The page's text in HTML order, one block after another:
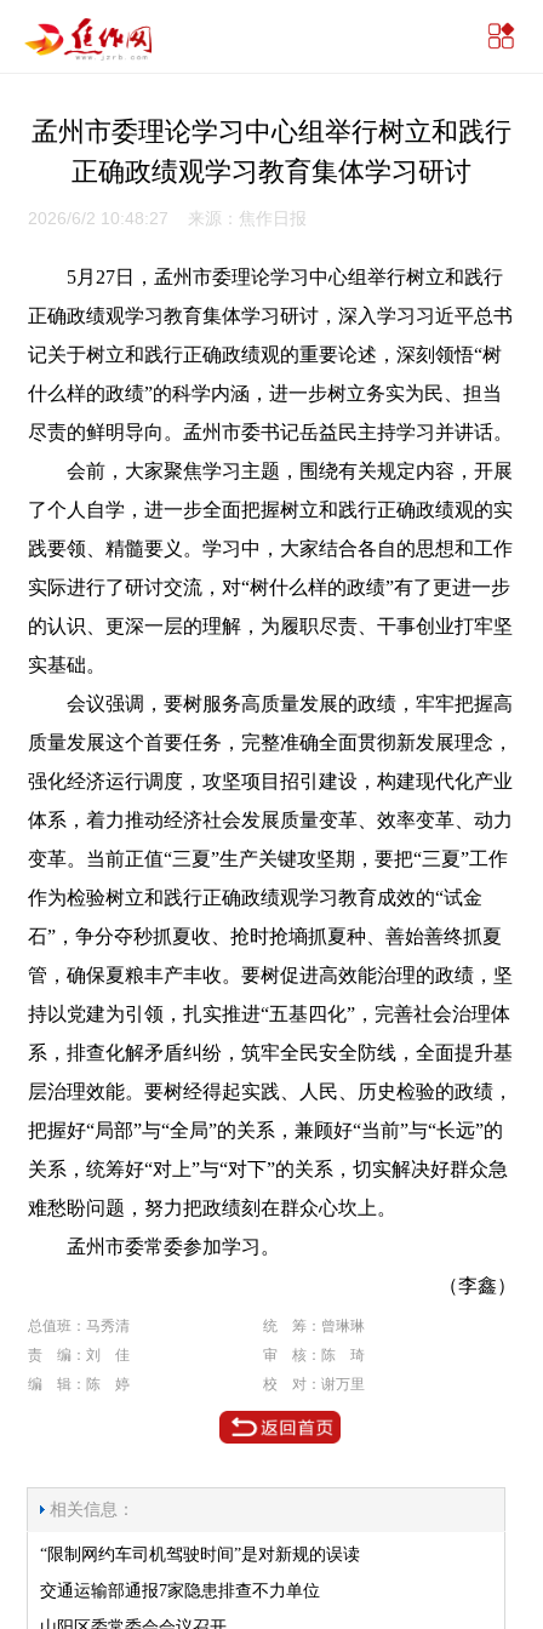
孟州市委理论学习中心组举行树立和践行
正确政绩观学习教育集体学习研讨
2026/6/2 10:48:27 来源：焦作日报
5月27日，孟州市委理论学习中心组举行树立和践行
正确政绩观学习教育集体学习研讨，深入学习习近平总书
记关于树立和践行正确政绩观的重要论述，深刻领悟“树
什么样的政绩”的科学内涵，进一步树立务实为民、担当
尽责的鲜明导向。孟州市委书记岳益民主持学习并讲话。
会前，大家聚焦学习主题，围绕有关规定内容，开展
了个人自学，进一步全面把握树立和践行正确政绩观的实
践要领、精髓要义。学习中，大家结合各自的思想和工作
实际进行了研讨交流，对“树什么样的政绩”有了更进一步
的认识、更深一层的理解，为履职尽责、干事创业打牢坚
实基础。
会议强调，要树服务高质量发展的政绩，牢牢把握高
质量发展这个首要任务，完整准确全面贯彻新发展理念，
强化经济运行调度，攻坚项目招引建设，构建现代化产业
体系，着力推动经济社会发展质量变革、效率变革、动力
变革。当前正值“三夏”生产关键攻坚期，要把“三夏”工作
作为检验树立和践行正确政绩观学习教育成效的“试金
石”，争分夺秒抓夏收、抢时抢墒抓夏种、善始善终抓夏
管，确保夏粮丰产丰收。要树促进高效能治理的政绩，坚
持以党建为引领，扎实推进“五基四化”，完善社会治理体
系，排查化解矛盾纠纷，筑牢全民安全防线，全面提升基
层治理效能。要树经得起实践、人民、历史检验的政绩，
把握好“局部”与“全局”的关系，兼顾好“当前”与“长远”的
关系，统筹好“对上”与“对下”的关系，切实解决好群众急
难愁盼问题，努力把政绩刻在群众心坎上。
孟州市委常委参加学习。
（李鑫）
总值班：马秀清
统 筹：曾琳琳
责 编：刘 佳
审 核：陈 琦
编 辑：陈 婷
校 对：谢万里
相关信息：
“限制网约车司机驾驶时间”是对新规的误读
交通运输部通报7家隐患排查不力单位